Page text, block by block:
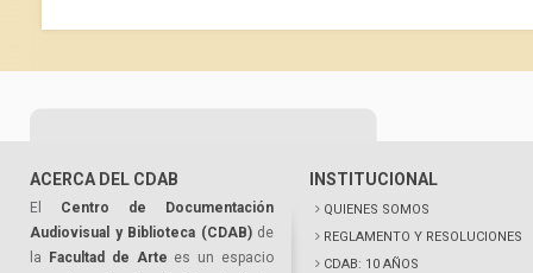
ACERCA DEL CDAB
El Centro de Documentación
Audiovisual y Biblioteca (CDAB)de
la
Facultad de Arte es un espacio
INSTITUCIONAL
QUIENES SOMOS
REGLAMENTO Y RESOLUCIONES
CDAB: 10 AÑOS